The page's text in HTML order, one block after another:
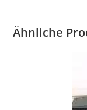
Ähnliche